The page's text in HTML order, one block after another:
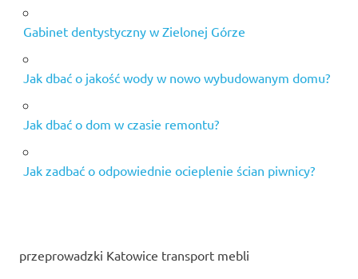
Gabinet dentystyczny w Zielonej Górze
Jak dbać o jakość wody w nowo wybudowanym domu?
Jak dbać o dom w czasie remontu?
Jak zadbać o odpowiednie ocieplenie ścian piwnicy?
przeprowadzki Katowice transport mebli